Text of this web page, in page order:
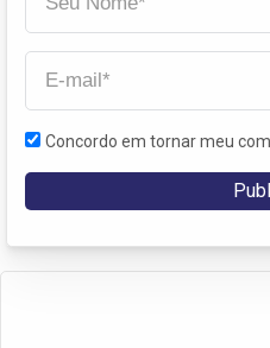
Concordo em tornar meu